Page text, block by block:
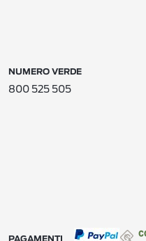
NUMERO VERDE
800 525 505
PAGAMENTI